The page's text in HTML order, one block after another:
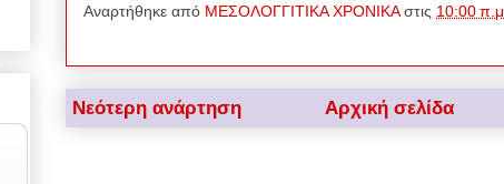
Αναρτήθηκε από ΜΕΣΟΛΟΓΓΙΤΙΚΑ ΧΡΟΝΙΚΑ στις 10:00 π.μ.
Νεότερη ανάρτηση Αρχική σελίδα